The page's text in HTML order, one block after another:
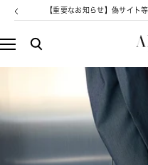
ン
へ
プ
戻
【重要なお知らせ】偽サイト
ナ
ゲ
ン